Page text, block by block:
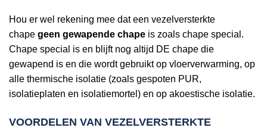
Hou er wel rekening mee dat een vezelversterkte
chape geen gewapende chape is zoals chape special.
Chape special is en blijft nog altijd DE chape die
gewapend is en die wordt gebruikt op vloerverwarming, op
alle thermische isolatie (zoals gespoten PUR,
isolatieplaten en isolatiemortel) en op akoestische isolatie.
VOORDELEN VAN VEZELVERSTERKTE